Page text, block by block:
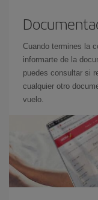
Cuando termines la
informarte de la
puedes consultar si
cualquier otro
vuelo.